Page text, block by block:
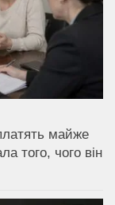
майже
того, чого він